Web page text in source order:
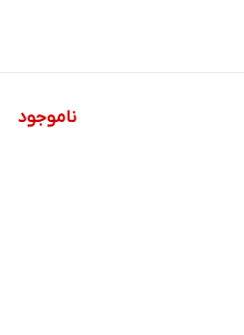
ناموجود